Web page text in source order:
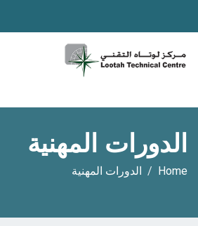
الدورات المهنية
Home الدورات المهنية